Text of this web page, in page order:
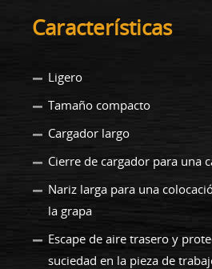
Características
Ligero
Tamaño compacto
Cargador largo
Cierre de cargador para una
Nariz larga para una
la grapa
Escape de aire trasero y
suciedad en la pieza de